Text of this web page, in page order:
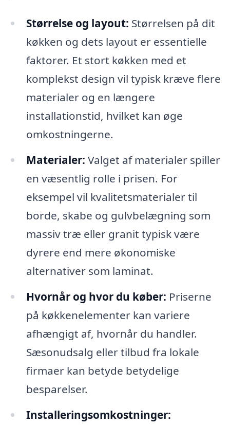
Størrelse og layout: Størrelsen på dit
køkken og dets layout er essentielle
faktorer. Et stort køkken med et
komplekst design vil typisk kræve flere
materialer og en længere
installationstid, hvilket kan øge
omkostningerne.
Materialer: Valget af materialer spiller
en væsentlig rolle i prisen. For
eksempel vil kvalitetsmaterialer til
borde, skabe og gulvbelægning som
massiv træ eller granit typisk være
dyrere end mere økonomiske
alternativer som laminat.
Hvornår og hvor du køber: Priserne
på køkkenelementer kan variere
afhængigt af, hvornår du handler.
Sæsonudsalg eller tilbud fra lokale
firmaer kan betyde betydelige
besparelser.
Installeringsomkostninger: